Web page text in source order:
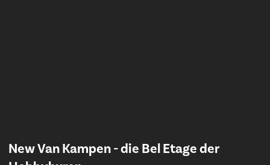
New Van Kampen- die Bel Etage der